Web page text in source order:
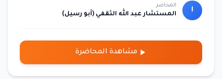
ا
المحاضر
المستشار عبد الله الثقفي (أبو رسيل)
مشاهدة المحاضرة